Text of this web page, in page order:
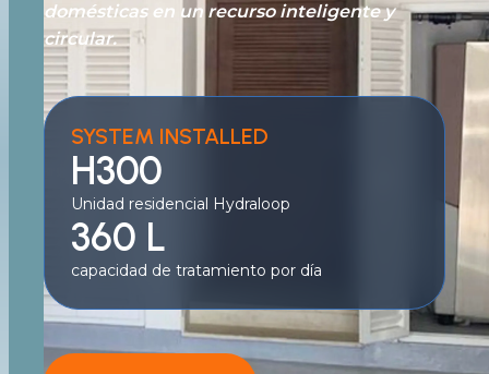
domésticas en un recurso inteligente y
circular.
SYSTEM INSTALLED
H300
Unidad residencial Hydraloop
360 L
capacidad de tratamiento por día